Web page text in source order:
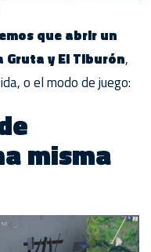
que abrir un
y El Tiburón,
o el modo de juego:
misma